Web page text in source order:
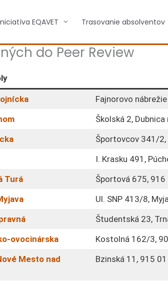
EQAVET Trasovanie absolventov
do Peer Review
Fajnorovo
Školská 2,
Športovcov 341/
I. Krasku 491,
Turá Športová 675, 916
Ul. SNP 413/8,
Študentská 23,
ovocinárska
Kostolná 162/3,
Mesto nad
Bzinská 11, 915